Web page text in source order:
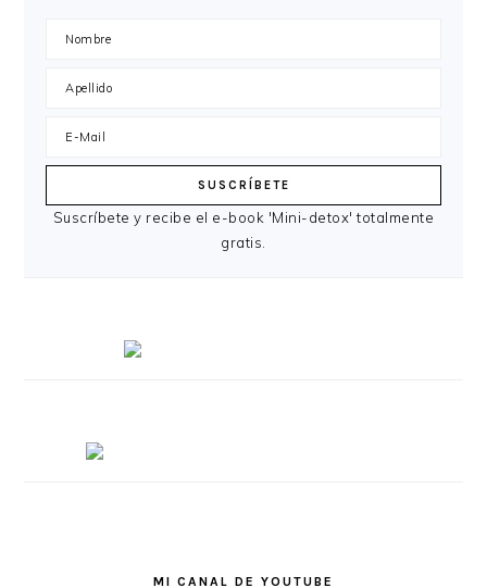
Suscríbete y recibe el e-book 'Mini-detox' totalmente
gratis.
MI CANAL DE YOUTUBE